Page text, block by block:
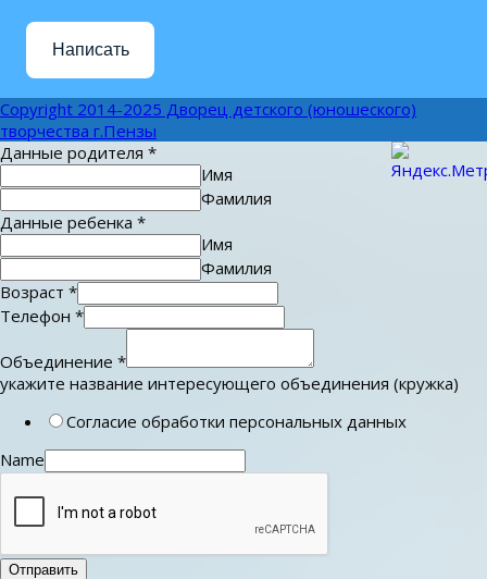
Написать
Copyright 2014-2025 Дворец детского (юношеского)
творчества г.Пензы
Данные родителя *
Имя
Фамилия
Данные ребенка *
Имя
Фамилия
Возраст *
Телефон *
Объединение *
укажите название интересующего объединения (кружка)
Согласие обработки персональных данных
Name
Отправить